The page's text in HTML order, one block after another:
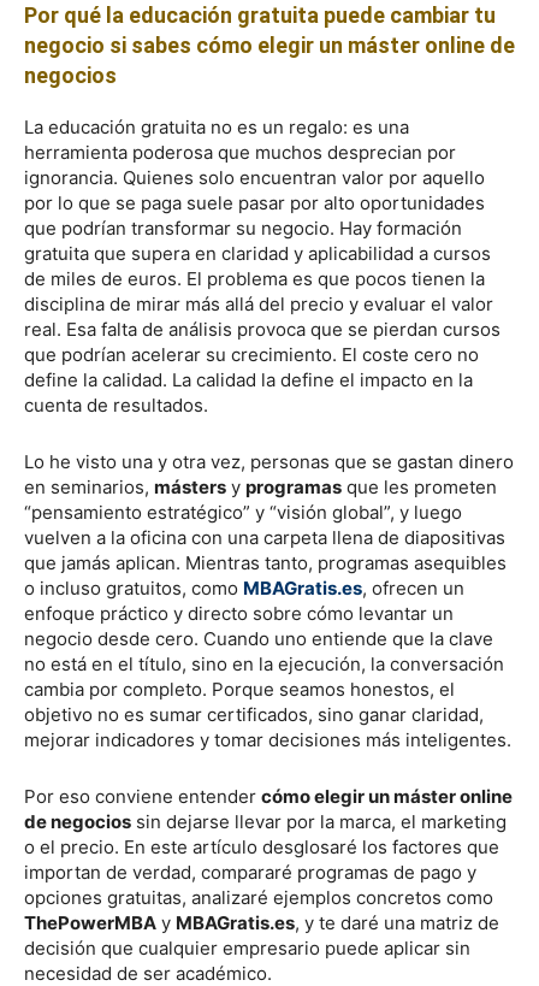
Por qué la educación gratuita puede cambiar tu
negocio si sabes cómo elegir un máster online de
negocios
La educación gratuita no es un regalo: es una
herramienta poderosa que muchos desprecian por
ignorancia. Quienes solo encuentran valor por aquello
por lo que se paga suele pasar por alto oportunidades
que podrían transformar su negocio. Hay formación
gratuita que supera en claridad y aplicabilidad a cursos
de miles de euros. El problema es que pocos tienen la
disciplina de mirar más allá del precio y evaluar el valor
real. Esa falta de análisis provoca que se pierdan cursos
que podrían acelerar su crecimiento. El coste cero no
define la calidad. La calidad la define el impacto en la
cuenta de resultados.
Lo he visto una y otra vez, personas que se gastan dinero
en seminarios, másters y programas que les prometen
“pensamiento estratégico” y “visión global”, y luego
vuelven a la oficina con una carpeta llena de diapositivas
que jamás aplican. Mientras tanto, programas asequibles
o incluso gratuitos, como MBAGratis.es, ofrecen un
enfoque práctico y directo sobre cómo levantar un
negocio desde cero. Cuando uno entiende que la clave
no está en el título, sino en la ejecución, la conversación
cambia por completo. Porque seamos honestos, el
objetivo no es sumar certificados, sino ganar claridad,
mejorar indicadores y tomar decisiones más inteligentes.
Por eso conviene entender cómo elegir un máster online
de negocios sin dejarse llevar por la marca, el marketing
o el precio. En este artículo desglosaré los factores que
importan de verdad, compararé programas de pago y
opciones gratuitas, analizaré ejemplos concretos como
ThePowerMBA y MBAGratis.es, y te daré una matriz de
decisión que cualquier empresario puede aplicar sin
necesidad de ser académico.